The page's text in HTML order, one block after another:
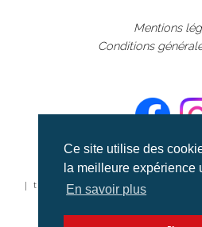
Ce site utilise des
la meilleure expérience
En savoir plus
Mentions
Conditions
©aerialcollection
| tous droits réservés |
aériennes et